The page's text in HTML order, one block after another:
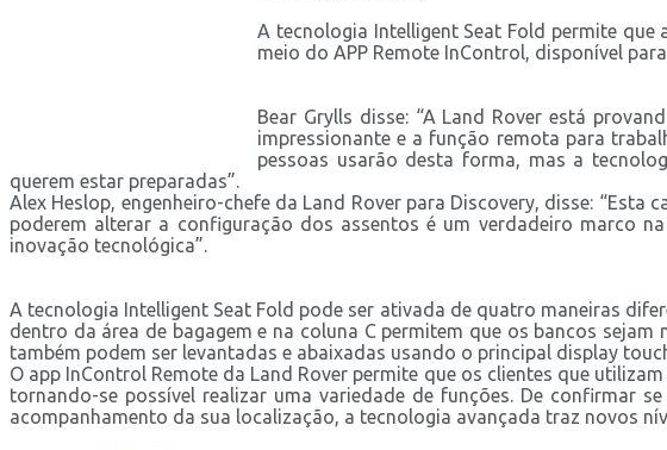
A tecnologia Intelligent Seat Fold permite
meio do APP Remote InControl, disponível
Bear Grylls disse: “A Land Rover está
impressionante e a função remota para
pessoas usarão desta forma, mas a
querem estar preparadas”.
Alex Heslop, engenheiro-chefe da Land Rover para Discovery, disse:
poderem alterar a configuração dos assentos é um verdadeiro marco
inovação tecnológica”.
A tecnologia Intelligent Seat Fold pode ser ativada de quatro maneiras
dentro da área de bagagem e na coluna C permitem que os bancos
também podem ser levantadas e abaixadas usando o principal display
O app InControl Remote da Land Rover permite que os clientes que
tornando-se possível realizar uma variedade de funções. De confirmar
acompanhamento da sua localização, a tecnologia avançada traz novos